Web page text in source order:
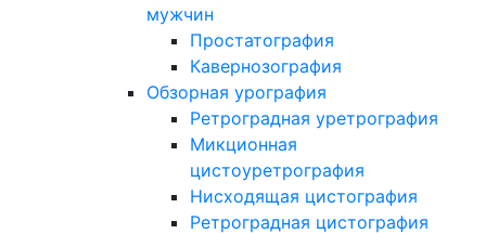
мужчин
Простатография
Кавернозография
Обзорная урография
Ретроградная уретрография
Микционная
цистоуретрография
Нисходящая цистография
Ретроградная цистография